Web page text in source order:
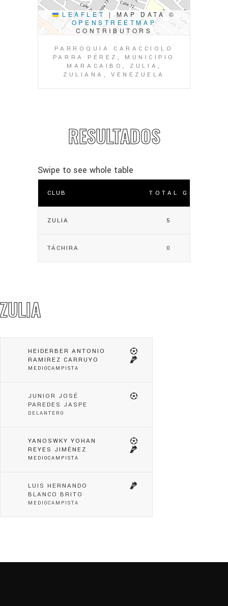
LEAFLET | MAP DATA ©
OPENSTREETMAP
CONTRIBUTORS
PARROQUIA CARACCIOLO
PARRA PÉREZ, MUNICIPIO
MARACAIBO, ZULIA,
ZULIANA, VENEZUELA
RESULTADOS
CLUB TOTAL GOLES
ZULIA 5
TÁCHIRA 0
ZULIA
HEIDERBER ANTONIO
RAMIREZ CARRUYO
MEDIOCAMPISTA
JUNIOR JOSÉ
PAREDES JASPE
DELANTERO
YANOSWKY YOHAN
REYES JIMÉNEZ
MEDIOCAMPISTA
LUIS HERNANDO
BLANCO BRITO
MEDIOCAMPISTA